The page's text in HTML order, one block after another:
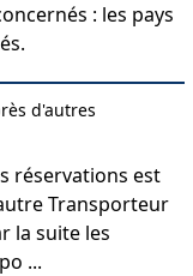
: les pays
d'autres
réservations est
Transporteur
la suite les
...